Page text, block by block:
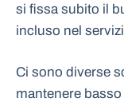
si fissa subito il
incluso nel
Ci sono diverse
mantenere